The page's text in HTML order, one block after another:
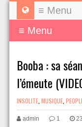
Booba : sa
l’émeute
INSOLITE MUSIQUE
admin 1